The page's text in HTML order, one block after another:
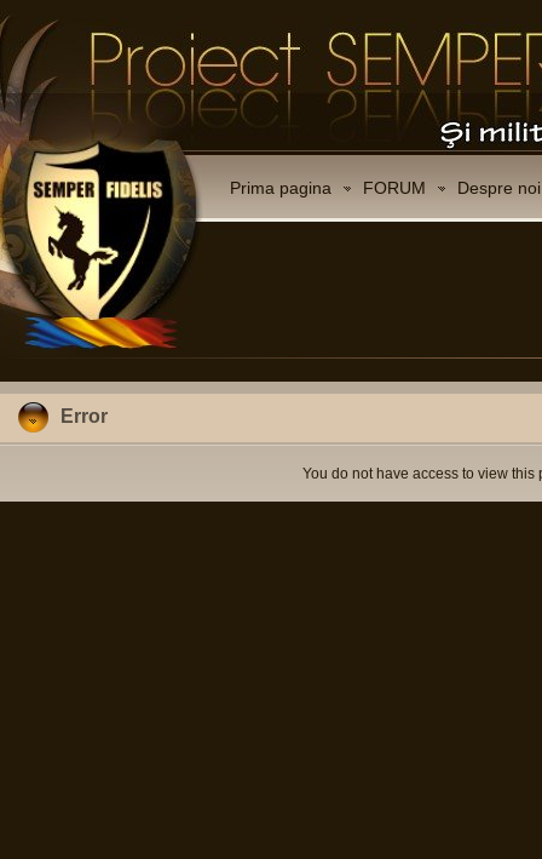
Prima pagina FORUM Despre noi
Error
You do not have access to view this